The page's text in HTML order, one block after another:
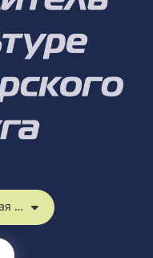
⭐︎ Нахабинская городская библиотека